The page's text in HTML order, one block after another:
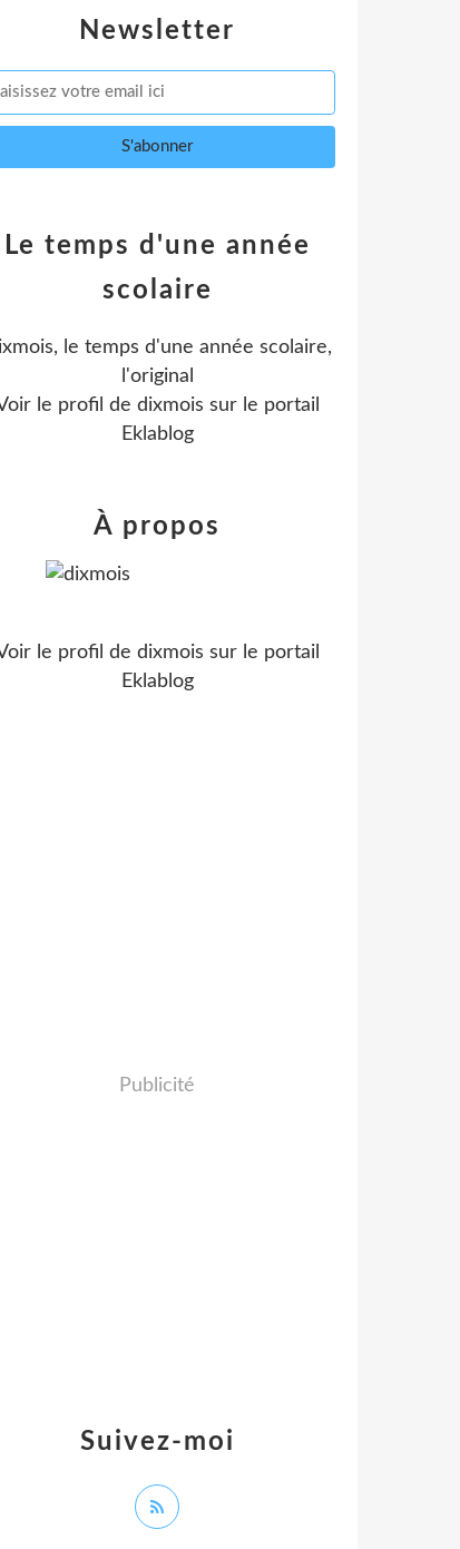
Newsletter
Le temps d'une année
scolaire
le temps d'une année scolaire,
l'original
le profil de dixmois sur le portail
Eklablog
Suivez-moi
À propos
le profil de dixmois sur le portail
Eklablog
Publicité